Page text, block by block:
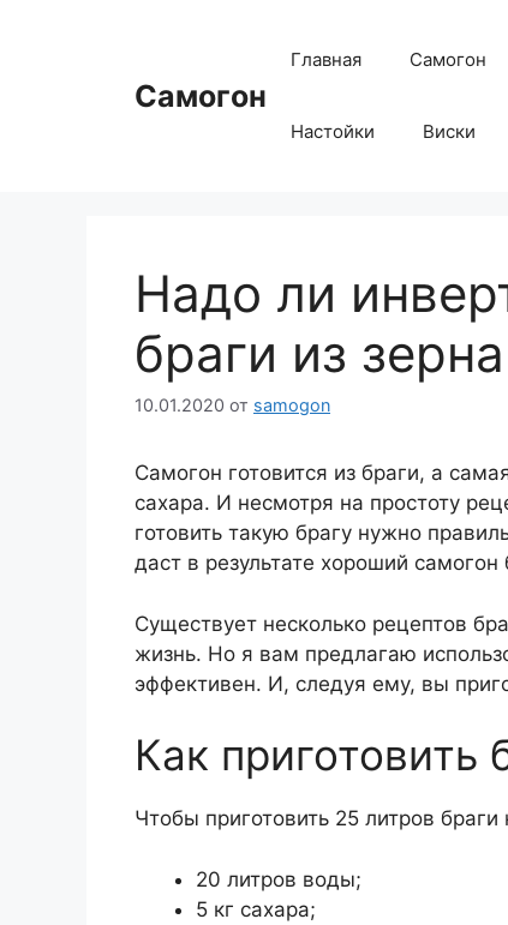
Самогон
Главная Самогон
Настойки Виски
Надо ли
браги из зерна
10.01.2020 от samogon
Самогон готовится из браги, а
сахара. И несмотря на простоту
готовить такую брагу нужно
даст в результате хороший
Существует несколько рецептов
жизнь. Но я вам предлагаю
эффективен. И, следуя ему, вы
Как приготовить
Чтобы приготовить 25 литров
20 литров воды;
5 кг сахара;